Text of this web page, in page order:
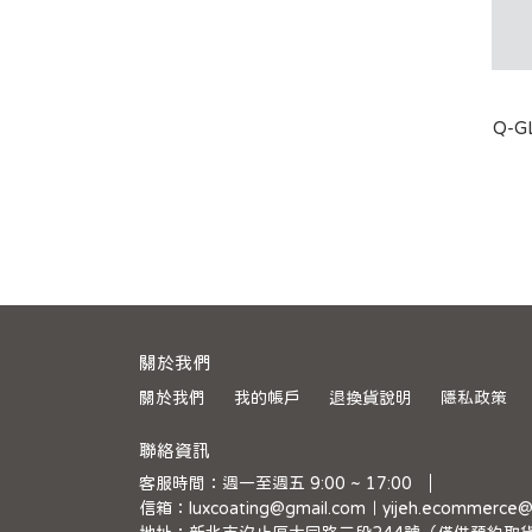
Q-
關於我們
關於我們 我的帳戶 退換貨說明 隱私政策
聯絡資訊
客服時間：週一至週五 9:00 ~ 17:00
信箱：luxcoating@gmail.com｜